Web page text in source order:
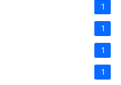
1
1
1
1